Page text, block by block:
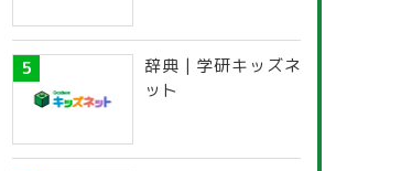
辞典 | 学研キッズネ
ット